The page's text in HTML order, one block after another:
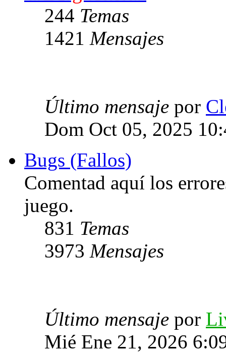
244 Temas
1421 Mensajes
Último mensaje por
Dom Oct 05, 2025
Bugs (Fallos)
Comentad aquí los
juego.
831 Temas
3973 Mensajes
Último mensaje por
Mié Ene 21, 2026